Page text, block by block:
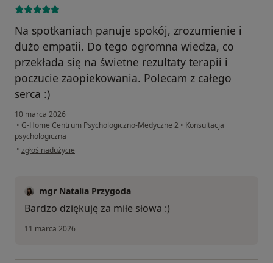
Na spotkaniach panuje spokój, zrozumienie i
dużo empatii. Do tego ogromna wiedza, co
przekłada się na świetne rezultaty terapii i
poczucie zaopiekowania. Polecam z całego
serca :)
10 marca 2026
• G-Home Centrum Psychologiczno-Medyczne 2 • Konsultacja
psychologiczna
• w opinii użytkownika Magda
zgłoś nadużycie
mgr Natalia Przygoda
Bardzo dziękuję za miłe słowa :)
11 marca 2026